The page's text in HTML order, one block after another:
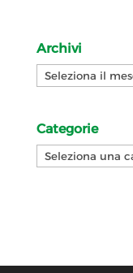
Archivi
Archivi
Categorie
Categorie